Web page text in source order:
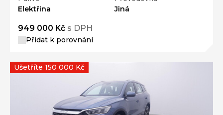
Elektřina
Jiná
949 000 Kč s DPH
Přidat k porovnání
Ušetříte 150 000 Kč